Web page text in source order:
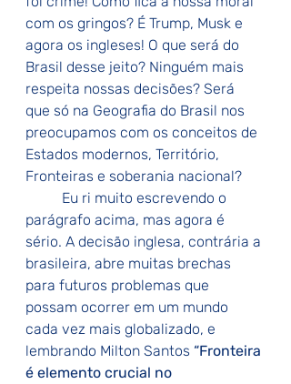
com os gringos? É Trump, Musk e
agora os ingleses! O que será do
Brasil desse jeito? Ninguém mais
respeita nossas decisões? Será
que só na Geografia do Brasil nos
preocupamos com os conceitos de
Estados modernos, Território,
Fronteiras e soberania nacional?
parágrafo acima, mas agora é
sério. A decisão inglesa, contrária a
brasileira, abre muitas brechas
para futuros problemas que
possam ocorrer em um mundo
cada vez mais globalizado, e
lembrando Milton Santos “Fronteira
é elemento crucial no